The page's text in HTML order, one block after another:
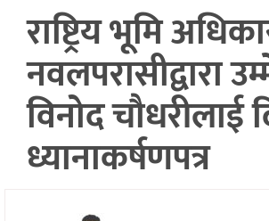
अर्थतन्त्र
स्वास्थ्य
शिक्षा
प्रदेश
खेलकुद
राष्ट्रिय भूमि
नवलपरासीद्वारा
विनोद चौधरीलाई
ध्यानाकर्षणपत्र